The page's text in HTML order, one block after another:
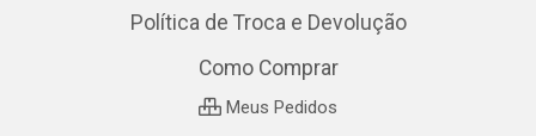
Política de Troca e Devolução
Como Comprar
Meus Pedidos